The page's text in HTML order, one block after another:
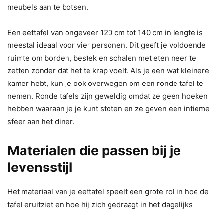
meubels aan te botsen.
Een eettafel van ongeveer 120 cm tot 140 cm in lengte is
meestal ideaal voor vier personen. Dit geeft je voldoende
ruimte om borden, bestek en schalen met eten neer te
zetten zonder dat het te krap voelt. Als je een wat kleinere
kamer hebt, kun je ook overwegen om een ronde tafel te
nemen. Ronde tafels zijn geweldig omdat ze geen hoeken
hebben waaraan je je kunt stoten en ze geven een intieme
sfeer aan het diner.
Materialen die passen bij je
levensstijl
Het materiaal van je eettafel speelt een grote rol in hoe de
tafel eruitziet en hoe hij zich gedraagt in het dagelijks